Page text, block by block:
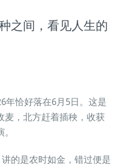
之间，看见人生的
年恰好落在6月5日。这是
，北方赶着插秧，收获
的是农时如金，错过便是